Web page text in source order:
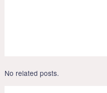
No related posts.